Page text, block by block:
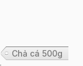
Chả cá 500g